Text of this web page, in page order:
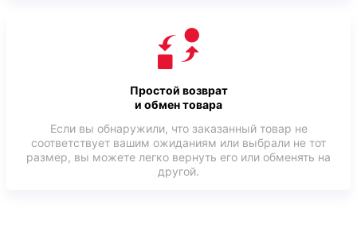
Простой возврат
и обмен товара
Если вы обнаружили, что заказанный товар не
соответствует вашим ожиданиям или выбрали не тот
размер, вы можете легко вернуть его или обменять на
другой.